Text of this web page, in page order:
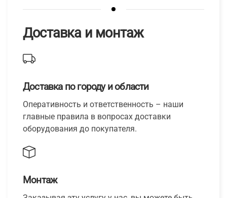
Доставка и монтаж
Доставка по городу и области
Оперативность и ответственность – наши
главные правила в вопросах доставки
оборудования до покупателя.
Монтаж